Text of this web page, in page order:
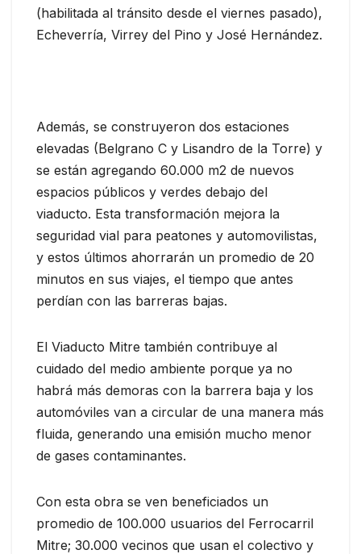
(habilitada al tránsito desde el viernes pasado),
Echeverría, Virrey del Pino y José Hernández.
Además, se construyeron dos estaciones
elevadas (Belgrano C y Lisandro de la Torre) y
se están agregando 60.000 m2 de nuevos
espacios públicos y verdes debajo del
viaducto. Esta transformación mejora la
seguridad vial para peatones y automovilistas,
y estos últimos ahorrarán un promedio de 20
minutos en sus viajes, el tiempo que antes
perdían con las barreras bajas.
El Viaducto Mitre también contribuye al
cuidado del medio ambiente porque ya no
habrá más demoras con la barrera baja y los
automóviles van a circular de una manera más
fluida, generando una emisión mucho menor
de gases contaminantes.
Con esta obra se ven beneficiados un
promedio de 100.000 usuarios del Ferrocarril
Mitre; 30.000 vecinos que usan el colectivo y